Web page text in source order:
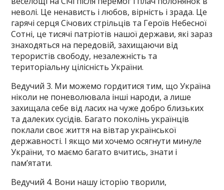
неволі. Це ненависть і любов, вірність і зрада. Це
гарячі серця Січових стрільців та Героїв Небесної
Сотні, це тисячі патріотів нашої держави, які зараз
знаходяться на передовій, захищаючи від
терористів свободу, незалежність та
територіальну цілісність України.
Ведучий 3. Ми можемо гордитися тим, що Україна
ніколи не поневолювала інші народи, а лише
захищала себе від ласих на чуже добро близьких
та далеких сусідів. Багато поколінь українців
поклали своє життя на вівтар української
державності. І якщо ми хочемо осягнути минуле
України, то маємо багато вчитись, знати і
пам’ятати.
Ведучий 4. Вони нашу історію творили,